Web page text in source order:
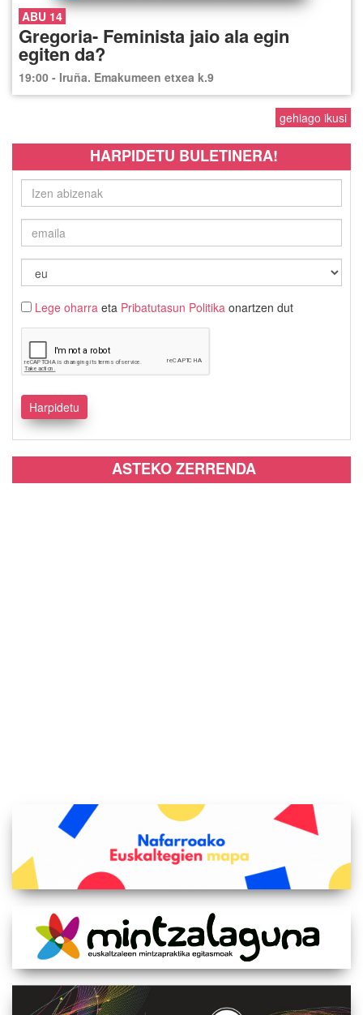
ABU 14
Gregoria- Feminista jaio ala egin
egiten da?
19:00 - Iruña. Emakumeen etxea k.9
gehiago ikusi
HARPIDETU BULETINERA!
Lege oharra eta Pribatutasun Politika onartzen dut
ASTEKO ZERRENDA